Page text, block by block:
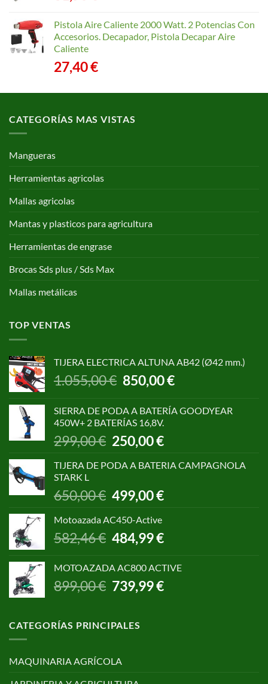
Pistola Aire Caliente 2000 Watt. 2 Potencias Con
Accesorios. Decapador, Pistola Decapar Aire
Caliente
27,40€
CATEGORÍAS MAS VISTAS
Mangueras
Herramientas agricolas
Mallas agricolas
Mantas y plasticos para agricultura
Herramientas de engrase
Brocas Sds plus / Sds Max
Mallas metálicas
TOP VENTAS
TIJERA ELECTRICA ALTUNA AB42 (Ø42 mm.)
1.055,00€ El
precio
era:
1.055,00 €.
850,00€El
precio
es:
SIERRA DE PODA A BATERÍA GOODYEAR
450W+ 2 BATERÍAS 16,8V.
299,00€ El
precio
original
299,00 €.
250,00€El
precio
actual
250,00 €.
TIJERA DE PODA A BATERIA CAMPAGNOLA
STARK L
650,00€
El
precio
original
650,00 €.
499,00€El
precio
499,00 €.
Motoazada AC450-Active
582,46€
El
precio
era:
582,46 €.
484,99€El
precio
es:
484,99 €.
MOTOAZADA AC800 ACTIVE
899,00€ El
precio
era:
899,00 €.
739,99€El
precio
CATEGORÍAS PRINCIPALES
MAQUINARIA AGRÍCOLA